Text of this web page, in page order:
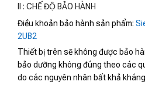
II : CHẾ ĐỘ BẢO HÀNH
Điều khoản bảo hành sản phẩm:
2UB2
Thiết bị trên sẽ không được bảo
bảo dưỡng không đúng theo các
do các nguyên nhân bất khả